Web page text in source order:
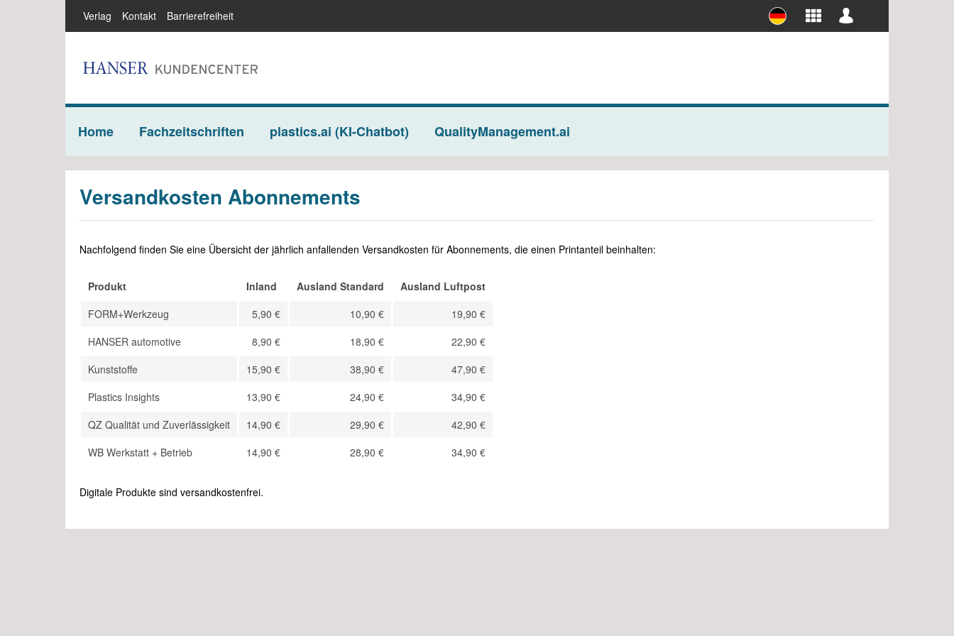
Verlag Kontakt Barrierefreiheit
Home Fachzeitschriften plastics.ai (KI-Chatbot) QualityManagement.ai
Kunststoffe Abos
Abos für Verbände
Abos für Studierende
QZ Abos
Abos für Verbände
Abos für Studierende
Abos für Studierende
HANSER Automotive
Abos
Abos für Studierende
Plastics Insights
subscriptions
Subscriptions for association
Versandkosten Abonnements
Nachfolgend finden Sie eine Übersicht der jährlich anfallenden Versandkosten für Abonnements, die einen Printanteil beinhalten:
Produkt Inland Ausland Standard
Ausland Luftpost
FORM+Werkzeug
5,90 € 10,90 €
19,90 €
HANSER automotive
8,90 € 18,90 €
22,90 €
Kunststoffe
15,90 € 38,90 €
47,90 €
Plastics Insights
13,90 € 24,90 €
34,90 €
QZ Qualität und Zuverlässigkeit
14,90 € 29,90 €
42,90 €
WB Werkstatt + Betrieb
14,90 € 28,90 € 34,90 €
Digitale Produkte sind versandkostenfrei.